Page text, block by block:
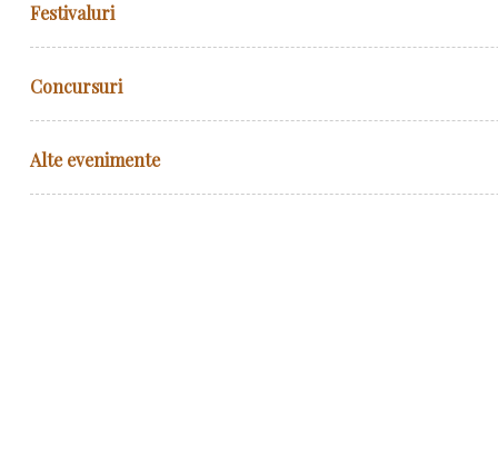
Festivaluri
Concursuri
Alte evenimente